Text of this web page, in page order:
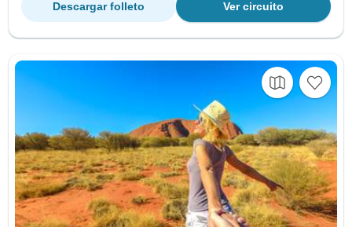
Ver circuito
Descargar folleto